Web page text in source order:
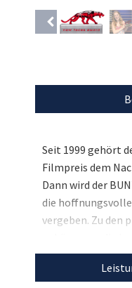
Seit 1999 gehört
Filmpreis dem
Dann wird der
die
vergeben. Zu den
gehören u.a. die
und etablierten
Schweighöfer,